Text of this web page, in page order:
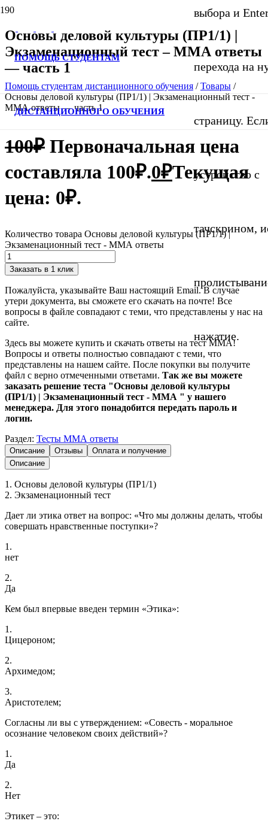
ПОМОЩЬ СТУДЕНТАМ
ДИСТАНЦИОННОГО ОБУЧЕНИЯ
выбора и
перехода на
страницу.
устройство с
тачскрином,
нажатие.
Основы деловой культуры (ПР1/1) |
Экзаменационный тест – ММА ответы
— часть 1
Помощь студентам дистанционного обучения /Товары /
Основы деловой культуры (ПР1/1) | Экзаменационный тест -
ММА ответы — часть 1
100₽ Первоначальная цена
составляла 100₽.0₽Текущая
цена: 0₽.
Количество товара Основы деловой культуры (ПР1/1) |
Экзаменационный тест - ММА ответы
Заказать в 1 клик
Пожалуйста, указывайте Ваш настоящий Email. В случае
утери документа, вы сможете его скачать на почте! Все
вопросы в файле совпадают с теми, что представлены у нас на
сайте.
Здесь вы можете купить и скачать ответы на тест ММА!
Вопросы и ответы полностью совпадают с теми, что
представлены на нашем сайте. После покупки вы получите
файл с верно отмеченными ответами. Так же вы можете
заказать решение теста "Основы деловой культуры
(ПР1/1) | Экзаменационный тест - ММА " у нашего
менеджера. Для этого понадобится передать пароль и
логин.
Раздел: Тесты ММА ответы
Описание Отзывы
Оплата и получение
Описание
1. Основы деловой культуры (ПР1/1)
2. Экзаменационный тест
Дает ли этика ответ на вопрос: «Что мы должны делать, чтобы
совершать нравственные поступки»?
1.
нет
2.
Да
Кем был впервые введен термин «Этика»:
1.
Цицероном;
2.
Архимедом;
3.
Аристотелем;
Согласны ли вы с утверждением: «Совесть - моральное
осознание человеком своих действий»?
1.
Да
2.
Нет
Этикет – это: